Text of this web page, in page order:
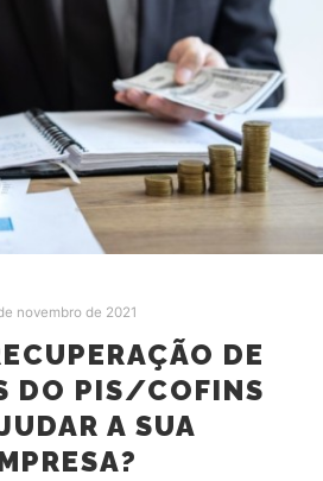
novembro de 2021
DE
DO PIS/COFINS
A SUA